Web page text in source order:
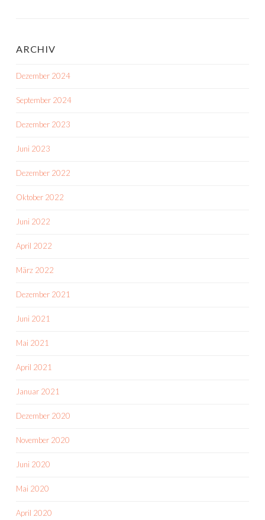
ARCHIV
Dezember 2024
September 2024
Dezember 2023
Juni 2023
Dezember 2022
Oktober 2022
Juni 2022
April 2022
März 2022
Dezember 2021
Juni 2021
Mai 2021
April 2021
Januar 2021
Dezember 2020
November 2020
Juni 2020
Mai 2020
April 2020